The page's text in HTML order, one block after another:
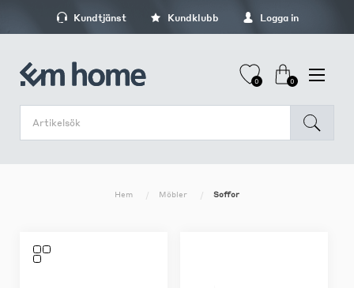
Kundtjänst Kundklubb Logga in
0 0
Hem Möbler Soffor